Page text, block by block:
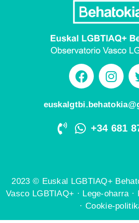
+34 681
2023 © Euskal LGBTIAQ+
Vasco LGBTIAQ+ · Lege-oharra·
·Cookie-